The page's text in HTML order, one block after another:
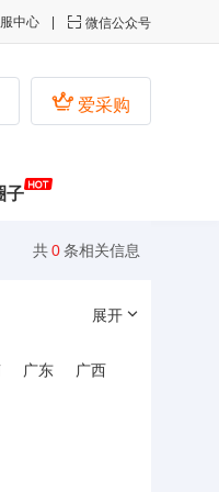
 微信公众号
中心
 爱采购
子
共0条相关信息
展开
广东
广西